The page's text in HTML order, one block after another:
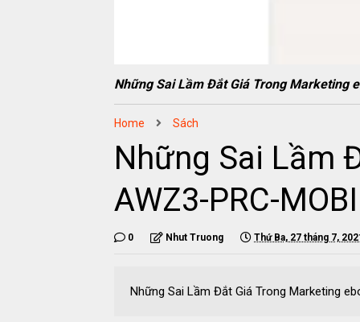
Những Sai Lầm Đắt Giá Trong Marketing
Home Sách
Những Sai Lầm
AWZ3-PRC-MOBI
0 Nhut Truong Thứ Ba, 27 tháng 7,
Những Sai Lầm Đắt Giá Trong Marketing